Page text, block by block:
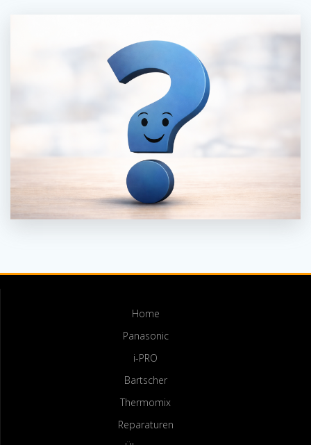
Home
Panasonic
i-PRO
Bartscher
Thermomix
Reparaturen